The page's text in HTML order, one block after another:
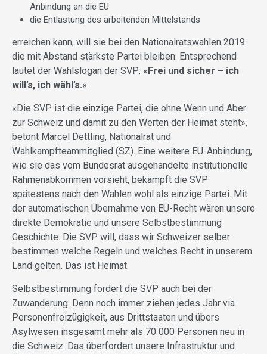
Anbindung an die EU
die Entlastung des arbeitenden Mittelstands
erreichen kann, will sie bei den Nationalratswahlen 2019
die mit Abstand stärkste Partei bleiben. Entsprechend
lautet der Wahlslogan der SVP: «Frei und sicher – ich
will’s, ich wähl’s.»
«Die SVP ist die einzige Partei, die ohne Wenn und Aber
zur Schweiz und damit zu den Werten der Heimat steht»,
betont Marcel Dettling, Nationalrat und
Wahlkampfteammitglied (SZ). Eine weitere EU-Anbindung,
wie sie das vom Bundesrat ausgehandelte institutionelle
Rahmenabkommen vorsieht, bekämpft die SVP
spätestens nach den Wahlen wohl als einzige Partei. Mit
der automatischen Übernahme von EU-Recht wären unsere
direkte Demokratie und unsere Selbstbestimmung
Geschichte. Die SVP will, dass wir Schweizer selber
bestimmen welche Regeln und welches Recht in unserem
Land gelten. Das ist Heimat.
Selbstbestimmung fordert die SVP auch bei der
Zuwanderung. Denn noch immer ziehen jedes Jahr via
Personenfreizügigkeit, aus Drittstaaten und übers
Asylwesen insgesamt mehr als 70 000 Personen neu in
die Schweiz. Das überfordert unsere Infrastruktur und